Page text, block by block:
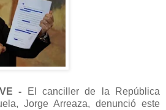
-
El canciller de la República
Jorge Arreaza, denunció este